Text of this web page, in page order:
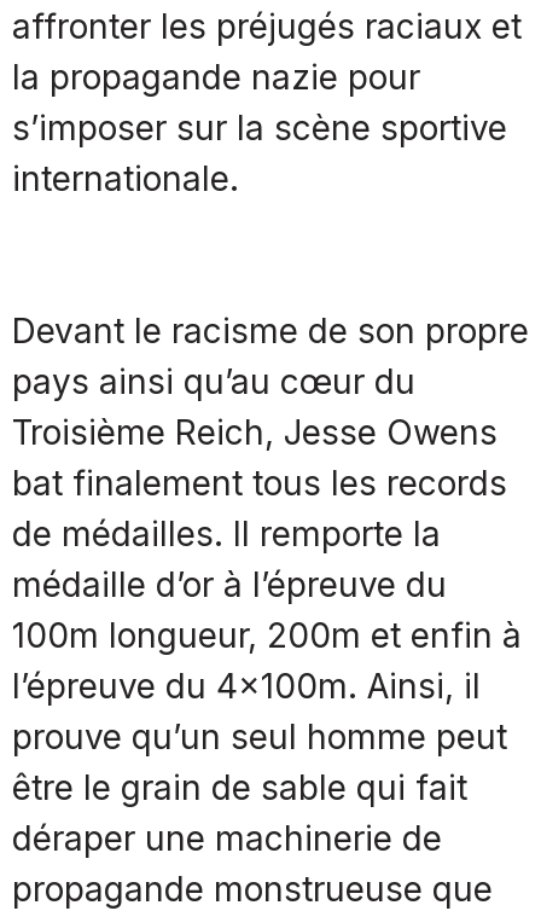
affronter les préjugés raciaux et
la propagande nazie pour
s’imposer sur la scène sportive
internationale.
Devant le racisme de son propre
pays ainsi qu’au cœur du
Troisième Reich, Jesse Owens
bat finalement tous les records
de médailles. Il remporte la
médaille d’or à l’épreuve du
100m longueur, 200m et enfin à
l’épreuve du 4x100m. Ainsi, il
prouve qu’un seul homme peut
être le grain de sable qui fait
déraper une machinerie de
propagande monstrueuse que